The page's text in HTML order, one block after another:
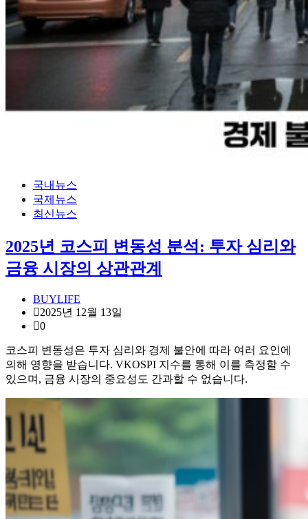
국내뉴스
국제뉴스
최신뉴스
2025년 코스피 변동성 분석: 투자 심리와
금융 시장의 상관관계
BUYLIFE
2025년 12월 13일
0
코스피 변동성은 투자 심리와 경제 불안에 따라 여러 요인에
의해 영향을 받습니다. VKOSPI 지수를 통해 이를 측정할 수
있으며, 금융 시장의 중요성도 간과할 수 없습니다.